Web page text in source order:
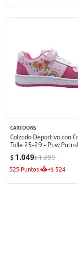
CARTOONS
Calzado Deportivo con
Talle 25-29 - Paw Patrol
$ 1.049$1.399
525 Puntos +$ 524